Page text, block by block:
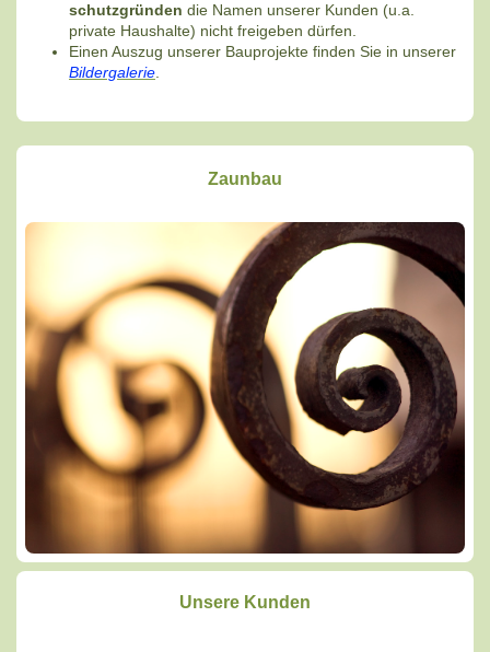
schutzgründen die Namen unserer Kunden (u.a.
private Haushalte) nicht freigeben dürfen.
Einen Auszug unserer Bauprojekte finden Sie in unserer
Bildergalerie.
Zaunbau
Unsere Kunden